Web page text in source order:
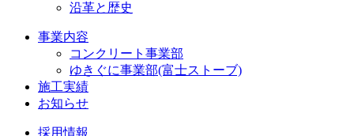
沿革と歴史
事業内容
コンクリート事業部
ゆきぐに事業部(富士ストーブ)
施工実績
お知らせ
採用情報